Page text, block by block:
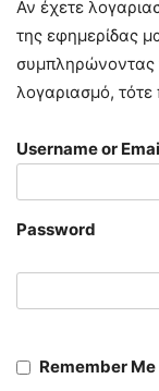
Αν έχετε
της εφημερίδας
συμπληρώνοντας
λογαριασμό,
Username or
Password
Remember Me